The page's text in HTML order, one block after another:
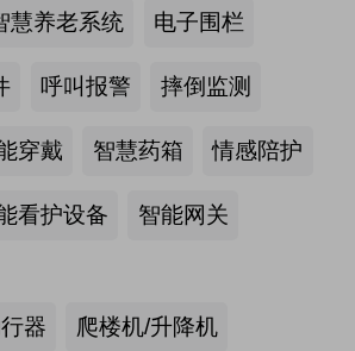
慧养老系统 电子围栏
呼叫报警 摔倒监测
穿戴 智慧药箱 情感陪护
看护设备 智能网关
器 爬楼机/升降机
施数量已达39.6万个
展千人老年脑健康专项关爱活动